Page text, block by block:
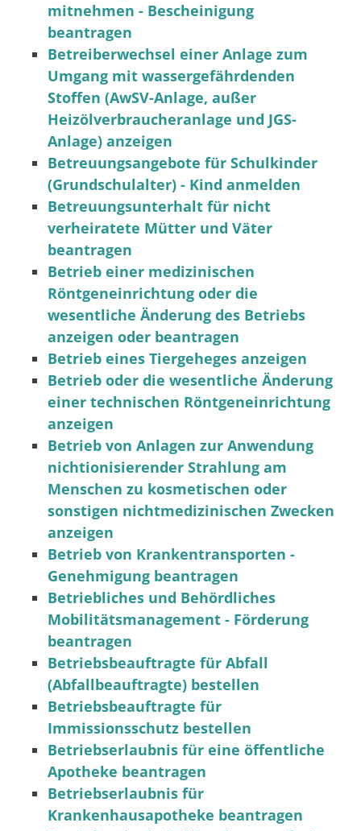
mitnehmen - Bescheinigung
beantragen
Betreiberwechsel einer Anlage zum
Umgang mit wassergefährdenden
Stoffen (AwSV-Anlage, außer
Heizölverbraucheranlage und JGS-
Anlage) anzeigen
Betreuungsangebote für Schulkinder
(Grundschulalter) - Kind anmelden
Betreuungsunterhalt für nicht
verheiratete Mütter und Väter
beantragen
Betrieb einer medizinischen
Röntgeneinrichtung oder die
wesentliche Änderung des Betriebs
anzeigen oder beantragen
Betrieb eines Tiergeheges anzeigen
Betrieb oder die wesentliche Änderung
einer technischen Röntgeneinrichtung
anzeigen
Betrieb von Anlagen zur Anwendung
nichtionisierender Strahlung am
Menschen zu kosmetischen oder
sonstigen nichtmedizinischen Zwecken
anzeigen
Betrieb von Krankentransporten -
Genehmigung beantragen
Betriebliches und Behördliches
Mobilitätsmanagement - Förderung
beantragen
Betriebsbeauftragte für Abfall
(Abfallbeauftragte) bestellen
Betriebsbeauftragte für
Immissionsschutz bestellen
Betriebserlaubnis für eine öffentliche
Apotheke beantragen
Betriebserlaubnis für
Krankenhausapotheke beantragen